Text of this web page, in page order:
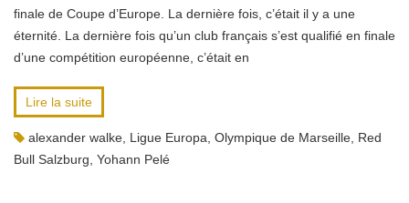
finale de Coupe d’Europe. La dernière fois, c’était il y a une
éternité. La dernière fois qu’un club français s’est qualifié en finale
d’une compétition européenne, c’était en
Lire la suite
alexander walke Ligue Europa Olympique de Marseille Red
Bull Salzburg Yohann Pelé